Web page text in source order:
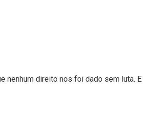
nenhum direito nos foi dado sem luta.